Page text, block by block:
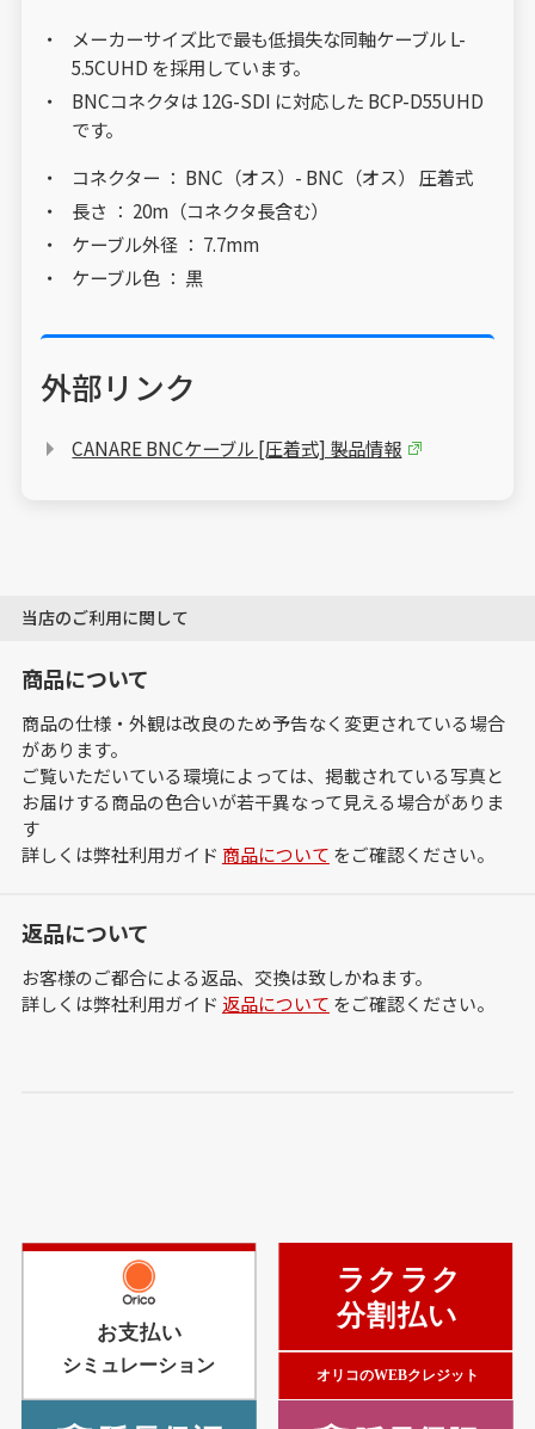
メーカーサイズ比で最も低損失な同軸ケーブル L-
5.5CUHD を採用しています。
BNCコネクタは 12G-SDI に対応した BCP-D55UHD
です。
コネクター ： BNC（オス）- BNC（オス） 圧着式
長さ ： 20m（コネクタ長含む）
ケーブル外径 ： 7.7mm
ケーブル色 ： 黒
外部リンク
CANARE BNCケーブル [圧着式] 製品情報
当店のご利用に関して
商品について
商品の仕様・外観は改良のため予告なく変更されている場合
があります。
ご覧いただいている環境によっては、掲載されている写真と
お届けする商品の色合いが若干異なって見える場合がありま
す
詳しくは弊社利用ガイド 商品について をご確認ください。
返品について
お客様のご都合による返品、交換は致しかねます。
詳しくは弊社利用ガイド 返品について をご確認ください。